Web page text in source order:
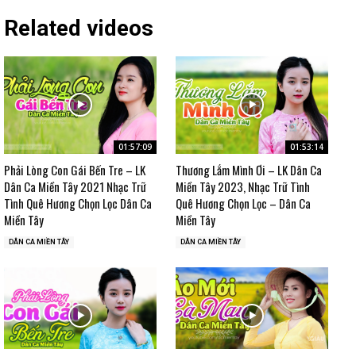
Related videos
01:57:09
Phải Lòng Con Gái Bến Tre – LK
Dân Ca Miền Tây 2021 Nhạc Trữ
Tình Quê Hương Chọn Lọc Dân Ca
Miền Tây
DÂN CA MIỀN TÂY
01:53:14
Thương Lắm Mình Ơi – LK Dân Ca
Miền Tây 2023, Nhạc Trữ Tình
Quê Hương Chọn Lọc – Dân Ca
Miền Tây
DÂN CA MIỀN TÂY